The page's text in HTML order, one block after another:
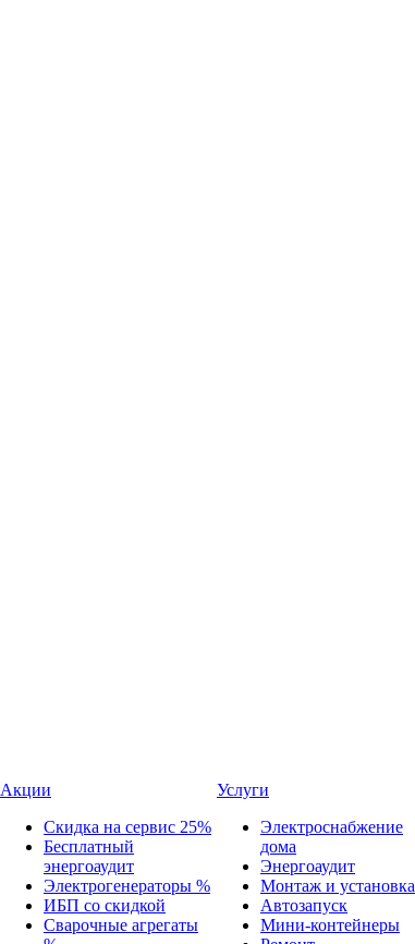
Акции
Скидка на сервис 25%
Бесплатный
энергоаудит
Электрогенераторы %
ИБП со скидкой
Сварочные агрегаты
Услуги
Электроснабжение
дома
Энергоаудит
Монтаж и установка
Автозапуск
Мини-контейнеры